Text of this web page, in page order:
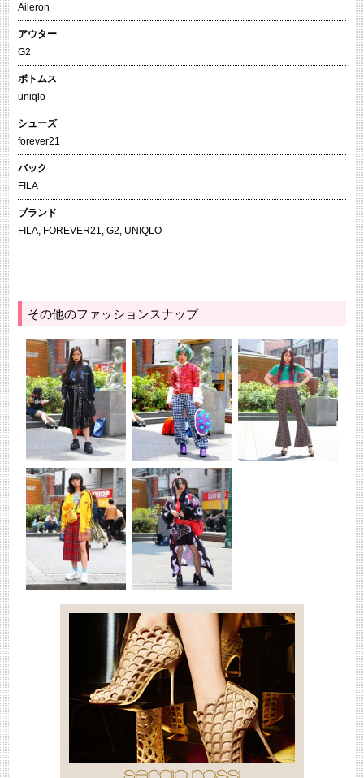
Aileron
アウター
G2
ボトムス
uniqlo
シューズ
forever21
バック
FILA
ブランド
FILA, FOREVER21, G2, UNIQLO
その他のファッションスナップ